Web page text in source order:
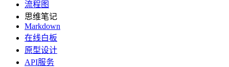
流程图
思维笔记
Markdown
在线白板
原型设计
API服务